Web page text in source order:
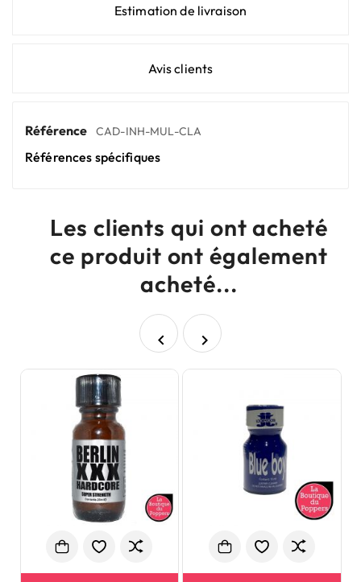
Estimation de livraison
Avis clients
Référence CAD-INH-MUL-CLA
Références spécifiques
Les clients qui ont acheté
ce produit ont également
acheté...
 